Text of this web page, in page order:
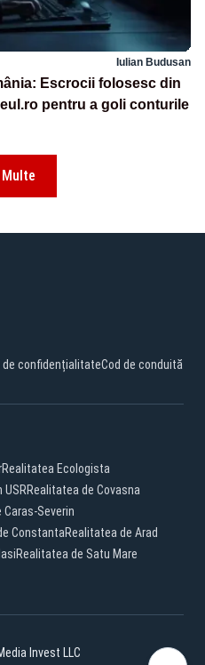
Iulian Budusan
Escrocii folosesc din
pentru a goli conturile
de confidențialitateCod de conduită
Realitatea Ecologista
USRRealitatea de Covasna
Caras-Severin
ConstantaRealitatea de Arad
Realitatea de Satu Mare
Invest LLC